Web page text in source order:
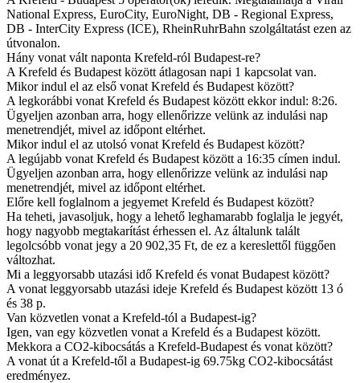
National Express, EuroCity, EuroNight, DB - Regional Express,
DB - InterCity Express (ICE), RheinRuhrBahn szolgáltatást ezen az
útvonalon.
Hány vonat vált naponta Krefeld-ról Budapest-re?
A Krefeld és Budapest között átlagosan napi 1 kapcsolat van.
Mikor indul el az első vonat Krefeld és Budapest között?
A legkorábbi vonat Krefeld és Budapest között ekkor indul: 8:26.
Ügyeljen azonban arra, hogy ellenőrizze velünk az indulási nap
menetrendjét, mivel az időpont eltérhet.
Mikor indul el az utolsó vonat Krefeld és Budapest között?
A legújabb vonat Krefeld és Budapest között a 16:35 címen indul.
Ügyeljen azonban arra, hogy ellenőrizze velünk az indulási nap
menetrendjét, mivel az időpont eltérhet.
Előre kell foglalnom a jegyemet Krefeld és Budapest között?
Ha teheti, javasoljuk, hogy a lehető leghamarabb foglalja le jegyét,
hogy nagyobb megtakarítást érhessen el. Az általunk talált
legolcsóbb vonat jegy a 20 902,35 Ft, de ez a kereslettől függően
változhat.
Mi a leggyorsabb utazási idő Krefeld és vonat Budapest között?
A vonat leggyorsabb utazási ideje Krefeld és Budapest között 13 ó
és 38 p.
Van közvetlen vonat a Krefeld-tól a Budapest-ig?
Igen, van egy közvetlen vonat a Krefeld és a Budapest között.
Mekkora a CO2-kibocsátás a Krefeld-Budapest és vonat között?
A vonat út a Krefeld-től a Budapest-ig 69.75kg CO2-kibocsátást
eredményez.